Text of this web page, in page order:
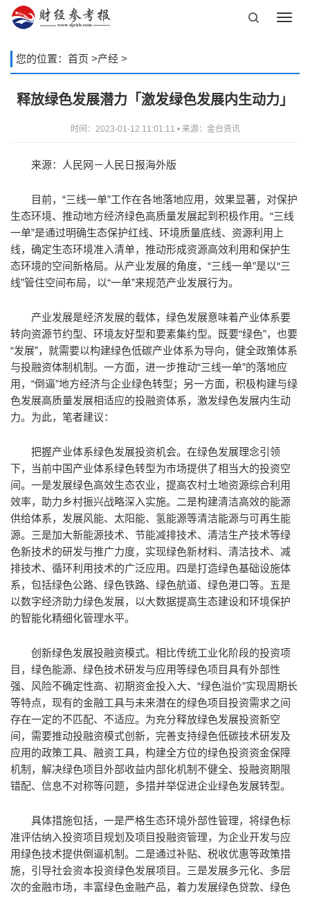
您的位置： 首页 >产经 >
释放绿色发展潜力「激发绿色发展内生动力」
时间：2023-01-12 11:01:11 • 来源：金台资讯
来源：人民网－人民日报海外版
目前，“三线一单”工作在各地落地应用，效果显著，对保护
生态环境、推动地方经济绿色高质量发展起到积极作用。“三线
一单”是通过明确生态保护红线、环境质量底线、资源利用上
线，确定生态环境准入清单，推动形成资源高效利用和保护生
态环境的空间新格局。从产业发展的角度，“三线一单”是以“三
线”管住空间布局，以“一单”来规范产业发展行为。
产业发展是经济发展的载体，绿色发展意味着产业体系要
转向资源节约型、环境友好型和要素集约型。既要“绿色”，也要
“发展”，就需要以构建绿色低碳产业体系为导向，健全政策体系
与投融资体制机制。一方面，进一步推动“三线一单”的落地应
用，“倒逼”地方经济与企业绿色转型；另一方面，积极构建与绿
色发展高质量发展相适应的投融资体系，激发绿色发展内生动
力。为此，笔者建议：
把握产业体系绿色发展投资机会。在绿色发展理念引领
下，当前中国产业体系绿色转型为市场提供了相当大的投资空
间。一是发展绿色高效生态农业，提高农村土地资源综合利用
效率，助力乡村振兴战略深入实施。二是构建清洁高效的能源
供给体系，发展风能、太阳能、氢能源等清洁能源与可再生能
源。三是加大新能源技术、节能减排技术、清洁生产技术等绿
色新技术的研发与推广力度，实现绿色新材料、清洁技术、减
排技术、循环利用技术的广泛应用。四是打造绿色基础设施体
系，包括绿色公路、绿色铁路、绿色航道、绿色港口等。五是
以数字经济助力绿色发展，以大数据提高生态建设和环境保护
的智能化精细化管理水平。
创新绿色发展投融资模式。相比传统工业化阶段的投资项
目，绿色能源、绿色技术研发与应用等绿色项目具有外部性
强、风险不确定性高、初期资金投入大、“绿色溢价”实现周期长
等特点，现有的金融工具与未来潜在的绿色项目投资需求之间
存在一定的不匹配、不适应。为充分释放绿色发展投资新空
间，需要推动投融资模式创新，完善支持绿色低碳技术研发及
应用的政策工具、融资工具，构建全方位的绿色投资资金保障
机制，解决绿色项目外部收益内部化机制不健全、投融资期限
错配、信息不对称等问题，多措并举促进企业绿色发展转型。
具体措施包括，一是严格生态环境外部性管理，将绿色标
准评估纳入投资项目规划及项目投融资管理，为企业开发与应
用绿色技术提供倒逼机制。二是通过补贴、税收优惠等政策措
施，引导社会资本投资绿色发展项目。三是发展多元化、多层
次的金融市场，丰富绿色金融产品，着力发展绿色贷款、绿色